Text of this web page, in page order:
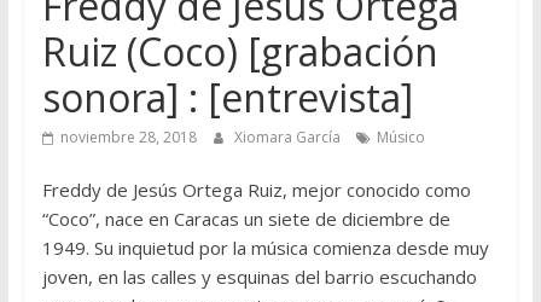
Ruiz (Coco) [grabación
sonora] : [entrevista]
noviembre 28, 2018 Xiomara García Músico
Freddy de Jesús Ortega Ruiz, mejor conocido como
“Coco”, nace en Caracas un siete de diciembre de
1949. Su inquietud por la música comienza desde muy
joven, en las calles y esquinas del barrio escuchando